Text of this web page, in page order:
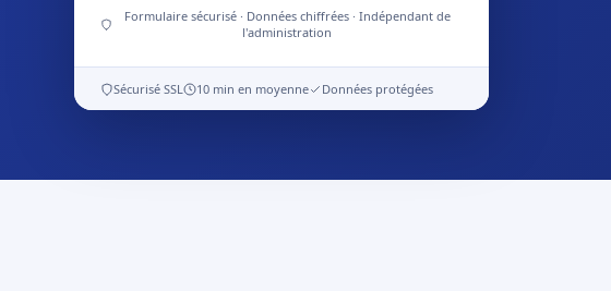
Formulaire sécurisé · Données chiffrées · Indépendant de
l'administration
Sécurisé SSL 10 min en moyenne Données protégées